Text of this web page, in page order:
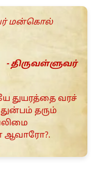
மன்கொல்
- திருவள்ளுவர்
துயரத்தை வரச்
தரும்
ஆவாரோ?.